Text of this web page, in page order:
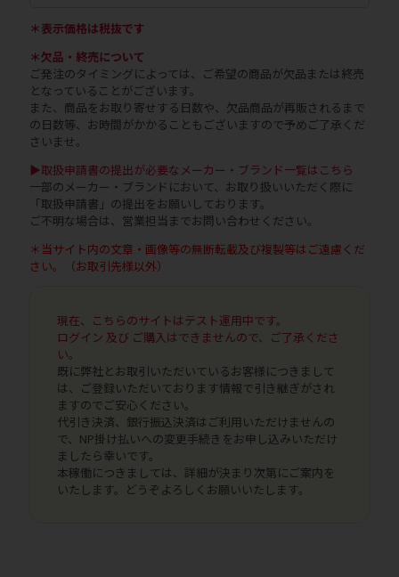
＊表示価格は税抜です
＊欠品・終売について
ご発注のタイミングによっては、ご希望の商品が欠品または終売
となっていることがございます。
また、商品をお取り寄せする日数や、欠品商品が再販されるまで
の日数等、お時間がかかることもございますので予めご了承くだ
さいませ。
▶取扱申請書の提出が必要なメーカー・ブランド一覧はこちら
一部のメーカー・ブランドにおいて、お取り扱いいただく際に
「取扱申請書」の提出をお願いしております。
ご不明な場合は、営業担当までお問い合わせください。
＊当サイト内の文章・画像等の無断転載及び複製等はご遠慮くだ
さい。（お取引先様以外）
現在、こちらのサイトはテスト運用中です。
ログイン 及び ご購入はできませんので、ご了承くださ
い。
既に弊社とお取引いただいているお客様につきまして
は、ご登録いただいております情報で引き継ぎがされ
ますのでご安心ください。
代引き決済、銀行振込決済はご利用いただけませんの
で、NP掛け払いへの変更手続きをお申し込みいただけ
ましたら幸いです。
本稼働につきましては、詳細が決まり次第にご案内を
いたします。どうぞよろしくお願いいたします。